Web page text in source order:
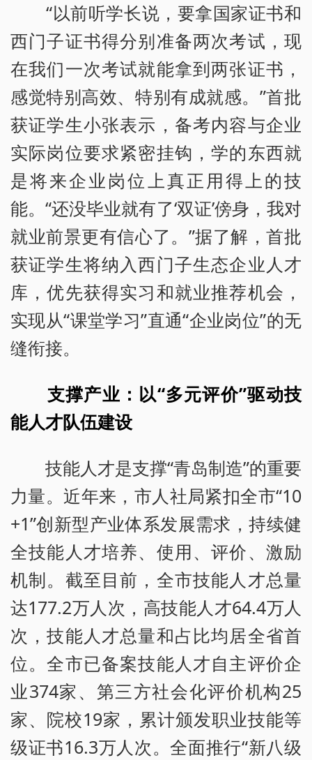
“以前听学长说，要拿国家证书和
西门子证书得分别准备两次考试，现
在我们一次考试就能拿到两张证书，
感觉特别高效、特别有成就感。”首批
获证学生小张表示，备考内容与企业
实际岗位要求紧密挂钩，学的东西就
是将来企业岗位上真正用得上的技
能。“还没毕业就有了‘双证’傍身，我对
就业前景更有信心了。”据了解，首批
获证学生将纳入西门子生态企业人才
库，优先获得实习和就业推荐机会，
实现从“课堂学习”直通“企业岗位”的无
缝衔接。
支撑产业：以“多元评价”驱动技
能人才队伍建设
技能人才是支撑“青岛制造”的重要
力量。近年来，市人社局紧扣全市“10
+1”创新型产业体系发展需求，持续健
全技能人才培养、使用、评价、激励
机制。截至目前，全市技能人才总量
达177.2万人次，高技能人才64.4万人
次，技能人才总量和占比均居全省首
位。全市已备案技能人才自主评价企
业374家、第三方社会化评价机构25
家、院校19家，累计颁发职业技能等
级证书16.3万人次。全面推行“新八级